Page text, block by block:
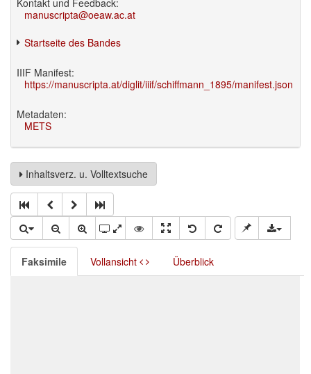
manuscripta@oeaw.ac.at
Startseite des Bandes
IIIF Manifest:
https://manuscripta.at/diglit/iiif/schiffmann_1895/manifest.json
Metadaten:
METS
Inhaltsverz. u. Volltextsuche
Faksimile Vollansicht Überblick